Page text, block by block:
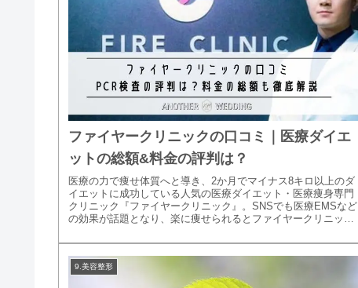
ファイヤークリニックの口コミ｜医療ダイエ
ットの総額&料金の評判は？
医療の力で痩せ体質へと導き、2か月でマイナス8キロ以上のダ
イエットに成功している人気の医療ダイエット・医療痩身専門
クリニック『ファイヤークリニック』。SNSでも医療EMSなど
の効果が話題となり、楽に痩せられるとファイヤークリニック
9.美容整形